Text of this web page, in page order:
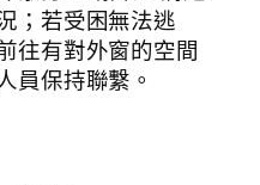
；若受困無法逃
往有對外窗的空間
員保持聯繫。